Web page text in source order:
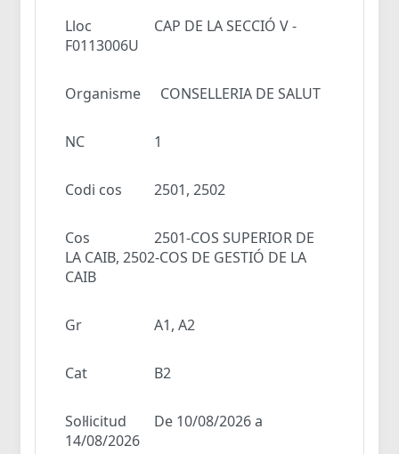
Lloc
CAP DE LA SECCIÓ V -
F0113006U
Organisme CONSELLERIA DE SALUT
NC 1
Codi cos 2501, 2502
Cos
2501-COS SUPERIOR DE
LA CAIB, 2502-COS DE GESTIÓ DE LA
CAIB
Gr A1, A2
Cat B2
Sol·licitud
De 10/08/2026 a
14/08/2026